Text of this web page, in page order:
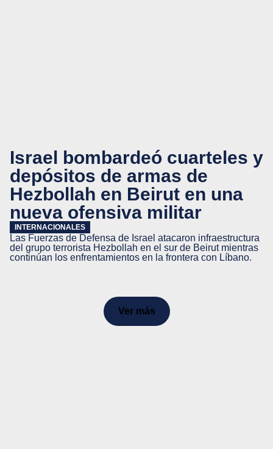
Israel bombardeó cuarteles y
depósitos de armas de
Hezbollah en Beirut en una
nueva ofensiva militar
INTERNACIONALES
Las Fuerzas de Defensa de Israel atacaron infraestructura
del grupo terrorista Hezbollah en el sur de Beirut mientras
continúan los enfrentamientos en la frontera con Líbano.
Ver más